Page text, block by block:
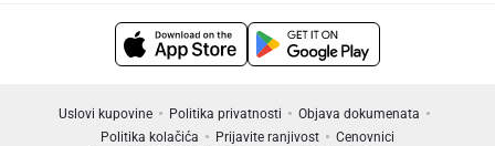
Uslovi kupovine Politika privatnosti
Objava dokumenata
Politika kolačića
Prijavite ranjivost
Cenovnici